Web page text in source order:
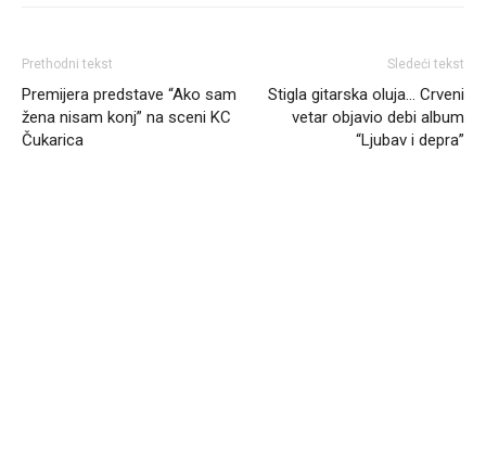
Prethodni tekst
Premijera predstave “Ako sam
žena nisam konj” na sceni KC
Čukarica
Sledeći tekst
Stigla gitarska oluja… Crveni
vetar objavio debi album
“Ljubav i depra”